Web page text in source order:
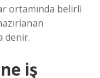
ortamında belirli
denir.
iş